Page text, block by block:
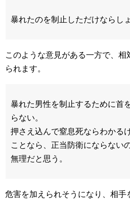
暴れたのを制止しただけならし
このような意見がある一方で、
られます。
暴れた男性を制止するために首
らない。
押さえ込んで窒息死ならわかる
ことなら、正当防衛にならない
無理だと思う。
危害を加えられそうになり、相手